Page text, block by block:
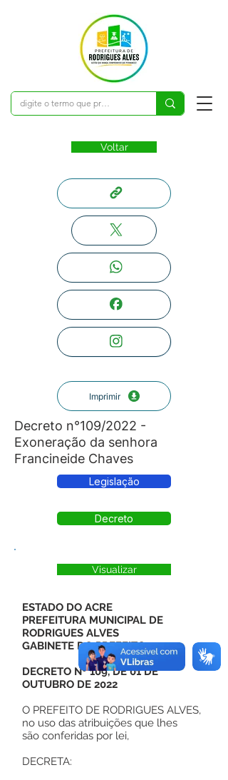
Voltar
Imprimir
Decreto n°109/2022 -
Exoneração da senhora
Francineide Chaves
Legislação
Decreto
Visualizar
ESTADO DO ACRE
PREFEITURA MUNICIPAL DE
RODRIGUES ALVES
GABINETE DO PREFEITO
DECRETO Nº 109, DE 01 DE
OUTUBRO DE 2022
O PREFEITO DE RODRIGUES ALVES,
no uso das atribuições que lhes
são conferidas por lei,
DECRETA: